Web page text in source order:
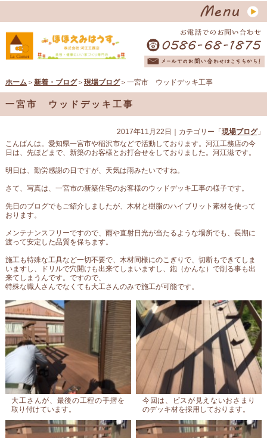
ホーム＞ 新着・ブログ＞ 現場ブログ＞一宮市 ウッドデッキ工事
一宮市 ウッドデッキ工事
2017年11月22日 ｜カテゴリー「 現場ブログ」
こんばんは。愛知県一宮市や稲沢市などで活動しております。河江工務店の今
日は、先ほどまで、新築のお客様とお打合せをしておりました。河江滋です。
明日は、勤労感謝の日ですが、天気は雨みたいですね。
さて、写真は、一宮市の新築住宅のお客様のウッドデッキ工事の様子です。
先日のブログでもご紹介しましたが、木材と樹脂のハイブリット素材を使って
おります。
メンテナンスフリーですので、雨や直射日光が当たるような場所でも、長期に
渡って安定した品質を保ちます。
施工も特殊な工具など一切不要で、木材同様にのこぎりで、切断もできてしま
いますし、ドリルで穴開けも出来てしまいますし、鉋（かんな）で削る事も出
来てしまうんです。ですので、
特殊な職人さんでなくても大工さんのみで施工が可能です。
大工さんが、最後の工程の手摺を
取り付けています。
今回は、ビスが見えないおさまり
のデッキ材を採用しております。